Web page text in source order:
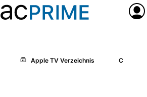
Apple TV Verzeichnis Cast/